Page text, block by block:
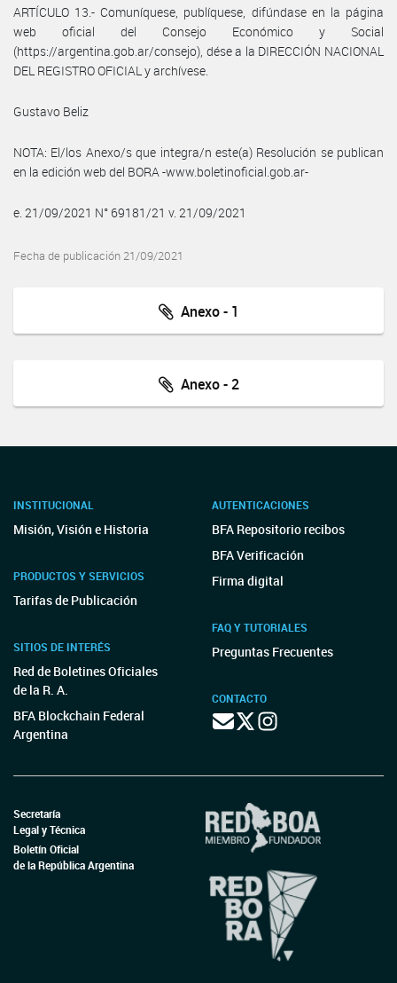
ARTÍCULO 13.- Comuníquese, publíquese, difúndase en la página
web oficial del Consejo Económico y Social
(https://argentina.gob.ar/consejo), dése a la DIRECCIÓN NACIONAL
DEL REGISTRO OFICIAL y archívese.
Gustavo Beliz
NOTA: El/los Anexo/s que integra/n este(a) Resolución se publican
en la edición web del BORA -www.boletinoficial.gob.ar-
e. 21/09/2021 N° 69181/21 v. 21/09/2021
Fecha de publicación 21/09/2021
Anexo - 1
Anexo - 2
INSTITUCIONAL
Misión, Visión e Historia
PRODUCTOS Y SERVICIOS
Tarifas de Publicación
SITIOS DE INTERÉS
Red de Boletines Oficiales
de la R. A.
BFA Blockchain Federal
Argentina
AUTENTICACIONES
BFA Repositorio recibos
BFA Verificación
Firma digital
FAQ Y TUTORIALES
Preguntas Frecuentes
CONTACTO
Secretaría
Legal y Técnica
Boletín Oficial
de la República Argentina